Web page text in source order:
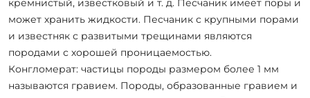
кремнистый, известковый и т. д. Песчаник имеет поры и
может хранить жидкости. Песчаник с крупными порами
и известняк с развитыми трещинами являются
породами с хорошей проницаемостью.
Конгломерат: частицы породы размером более 1 мм
называются гравием. Породы, образованные гравием и